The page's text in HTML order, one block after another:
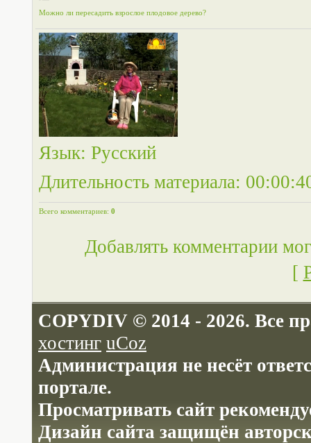
Можно ли пересадить взрослое плодовое дерево?
Язык: Русский
Длительность материала:
Всего комментариев: 0
Добавлять комментарии
[
COPYDIV © 2014 - 2026. Все
хостинг uCoz
Администрация не несёт
портале.
Просматривать сайт
Дизайн сайта защищён